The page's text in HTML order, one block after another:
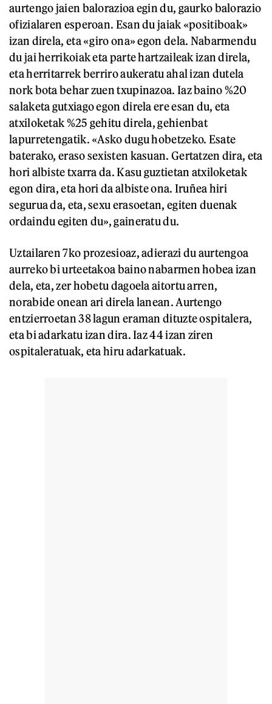
aurtengo jaien balorazioa egin du, gaurko balorazio
ofizialaren esperoan. Esan du jaiak «positiboak»
izan direla, eta «giro ona» egon dela. Nabarmendu
du jai herrikoiak eta parte hartzaileak izan direla,
eta herritarrek berriro aukeratu ahal izan dutela
nork bota behar zuen txupinazoa. Iaz baino %20
salaketa gutxiago egon direla ere esan du, eta
atxiloketak %25 gehitu direla, gehienbat
lapurretengatik. «Asko dugu hobetzeko. Esate
baterako, eraso sexisten kasuan. Gertatzen dira, eta
hori albiste txarra da. Kasu guztietan atxiloketak
egon dira, eta hori da albiste ona. Iruñea hiri
segurua da, eta, sexu erasoetan, egiten duenak
ordaindu egiten du», gaineratu du.
Uztailaren 7ko prozesioaz, adierazi du aurtengoa
aurreko bi urteetakoa baino nabarmen hobea izan
dela, eta, zer hobetu dagoela aitortu arren,
norabide onean ari direla lanean. Aurtengo
entzierroetan 38 lagun eraman dituzte ospitalera,
eta bi adarkatu izan dira. Iaz 44 izan ziren
ospitaleratuak, eta hiru adarkatuak.